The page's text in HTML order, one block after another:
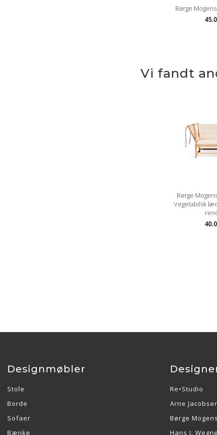
Børge
Vi fandt
Børge
Vegetabilsk
Designmøbler
Stole
Borde
Sofaer
Bænke
Re•Studio
Arne
Børge
Hans J.